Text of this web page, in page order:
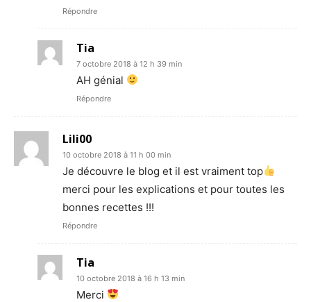
Répondre
Tia
7 octobre 2018 à 12 h 39 min
AH génial
Répondre
Lili00
10 octobre 2018 à 11 h 00 min
Je découvre le blog et il est vraiment top
merci pour les explications et pour toutes les
bonnes recettes !!!
Répondre
Tia
10 octobre 2018 à 16 h 13 min
Merci